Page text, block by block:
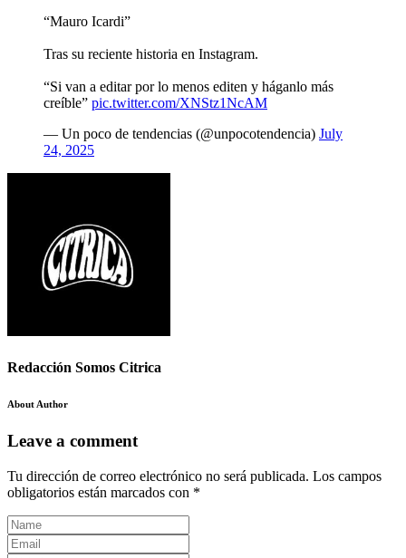
“Mauro Icardi”
Tras su reciente historia en Instagram.
“Si van a editar por lo menos editen y háganlo más
creíble” pic.twitter.com/XNStz1NcAM
— Un poco de tendencias (@unpocotendencia) July
24, 2025
Redacción Somos Citrica
About Author
Leave a comment
Tu dirección de correo electrónico no será publicada. Los campos
obligatorios están marcados con *